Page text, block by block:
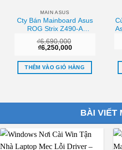
MAIN ASUS
Cty Bán Mainboard Asus
ROG Strix Z490-A
Gaming (LGA1200/ ATX/
DDR4/ VRM 12+2/ LAN
Sync) Hcm
₫6,690,000
Giá
là:
₫6,690,000.
₫6,250,000Giá
tại
là:
₫6,250,000.
THÊM VÀO GIỎ HÀNG
BÀI VIẾT